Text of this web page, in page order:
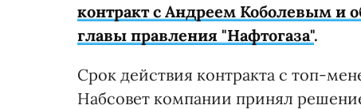
контракт с Андреем Коболевым и
главы правления "Нафтогаза".
Срок действия контракта с топ-
Набсовет компании принял